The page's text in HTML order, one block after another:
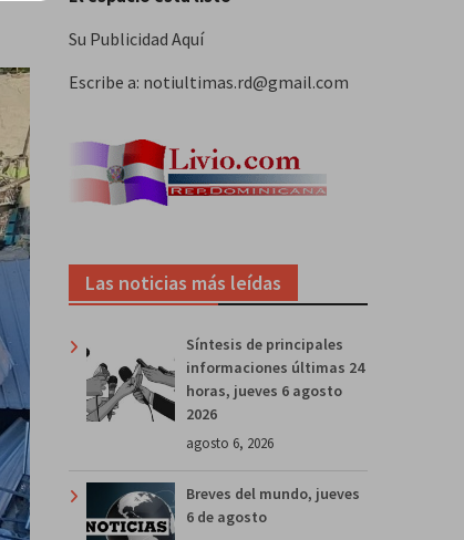
Su Publicidad Aquí
Escribe a: notiultimas.rd@gmail.com
Las noticias más leídas
Síntesis de principales
informaciones últimas 24
horas, jueves 6 agosto
2026
agosto 6, 2026
Breves del mundo, jueves
6 de agosto